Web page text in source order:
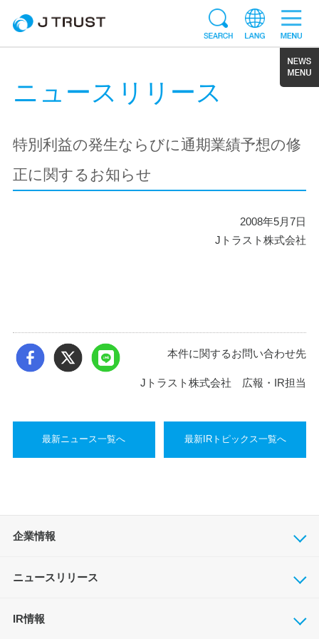
ニュースリリース
特別利益の発生ならびに通期業績予想の修
正に関するお知らせ
2008年5月7日
Jトラスト株式会社
本件に関するお問い合わせ先
Jトラスト株式会社 広報・IR担当
最新ニュース一覧へ 最新IRトピックス一覧へ
企業情報
ニュースリリース
IR情報